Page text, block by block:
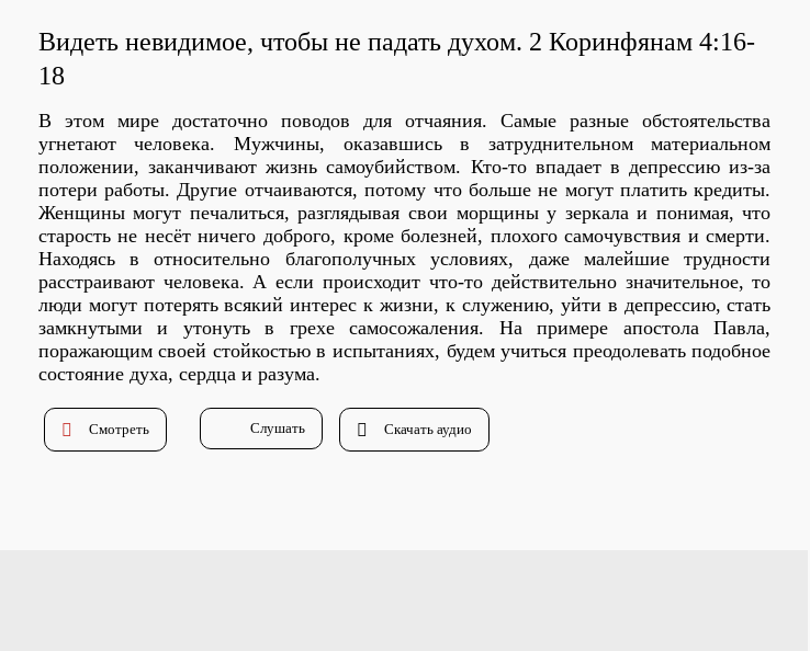
Видеть невидимое, чтобы не падать духом. 2 Коринфянам 4:16-
18
В этом мире достаточно поводов для отчаяния. Самые разные обстоятельства
угнетают человека. Мужчины, оказавшись в затруднительном материальном
положении, заканчивают жизнь самоубийством. Кто-то впадает в депрессию из-за
потери работы. Другие отчаиваются, потому что больше не могут платить кредиты.
Женщины могут печалиться, разглядывая свои морщины у зеркала и понимая, что
старость не несёт ничего доброго, кроме болезней, плохого самочувствия и смерти.
Находясь в относительно благополучных условиях, даже малейшие трудности
расстраивают человека. А если происходит что-то действительно значительное, то
люди могут потерять всякий интерес к жизни, к служению, уйти в депрессию, стать
замкнутыми и утонуть в грехе самосожаления. На примере апостола Павла,
поражающим своей стойкостью в испытаниях, будем учиться преодолевать подобное
состояние духа, сердца и разума.
Смотреть Слушать Скачать аудио